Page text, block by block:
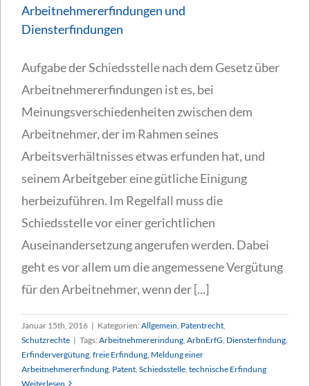
Arbeitnehmererfindungen und
Diensterfindungen
Aufgabe der Schiedsstelle nach dem Gesetz über
Arbeitnehmererfindungen ist es, bei
Meinungsverschiedenheiten zwischen dem
Arbeitnehmer, der im Rahmen seines
Arbeitsverhältnisses etwas erfunden hat, und
seinem Arbeitgeber eine gütliche Einigung
herbeizuführen. Im Regelfall muss die
Schiedsstelle vor einer gerichtlichen
Auseinandersetzung angerufen werden. Dabei
geht es vor allem um die angemessene Vergütung
für den Arbeitnehmer, wenn der [...]
Januar 15th, 2016 | Kategorien: Allgemein Patentrecht
Schutzrechte | Tags: Arbeitnehmererindung ArbnErfG Diensterfindung
Erfindervergütung freie Erfindung Meldung einer
Arbeitnehmererfindung Patent Schiedsstelle technische Erfindung
Weiterlesen